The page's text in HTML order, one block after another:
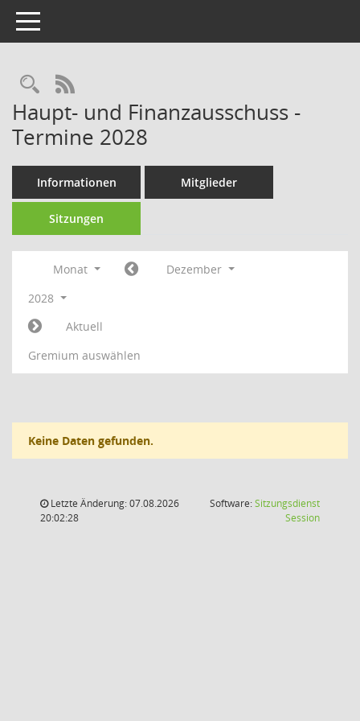
Toggle navigation
Rechercheauswahl
RSS-Feed
Haupt- und Finanzausschuss -
Termine 2028
Informationen Mitglieder
Sitzungen
Monat
Dezember
2028
Aktuell
Gremium auswählen
Keine Daten gefunden.
Letzte Änderung: 07.08.2026
20:02:28
Software:Sitzungsdienst
Session(Wird in